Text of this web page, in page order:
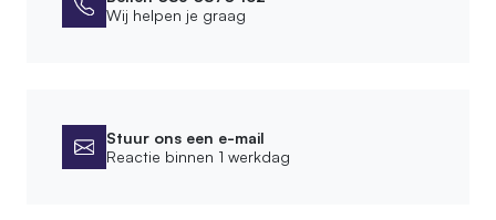
Wij helpen je graag
Stuur ons een e-mail
Reactie binnen 1 werkdag